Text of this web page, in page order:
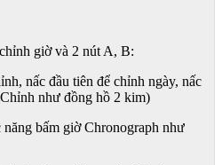
giờ và 2 nút A, B:
nấc đầu tiên để chỉnh ngày, nấc
như đồng hồ 2 kim)
bấm giờ Chronograph như